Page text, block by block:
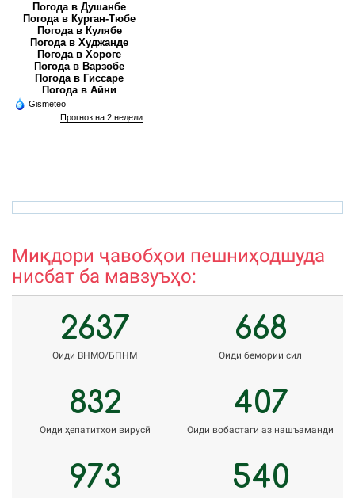
Погода в Душанбе
Погода в Курган-Тюбе
Погода в Кулябе
Погода в Худжанде
Погода в Хороге
Погода в Варзобе
Погода в Гиссаре
Погода в Айни
Gismeteo
Прогноз на 2 недели
Миқдори ҷавобҳои пешниҳодшуда
нисбат ба мавзуъҳо:
2637
Оиди ВНМО/БПНМ
668
Оиди бемории сил
832
Оиди ҳепатитҳои вирусӣ
407
Оиди вобастаги аз нашъаманди
973 540